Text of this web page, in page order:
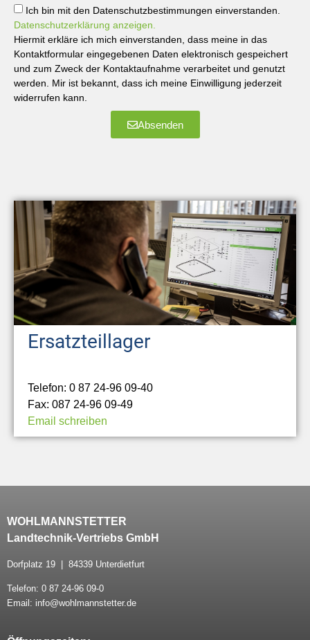
Ich bin mit den Datenschutzbestimmungen einverstanden.
Datenschutzerklärung anzeigen.
Hiermit erkläre ich mich einverstanden, dass meine in das
Kontaktformular eingegebenen Daten elektronisch gespeichert
und zum Zweck der Kontaktaufnahme verarbeitet und genutzt
werden. Mir ist bekannt, dass ich meine Einwilligung jederzeit
widerrufen kann.
Absenden
Ersatzteillager
Telefon: 0 87 24-96 09-40
Fax: 087 24-96 09-49
Email schreiben
WOHLMANNSTETTER
Landtechnik-Vertriebs GmbH
Dorfplatz 19 | 84339 Unterdietfurt
Telefon: 0 87 24-96 09-0
Email: info@wohlmannstetter.de